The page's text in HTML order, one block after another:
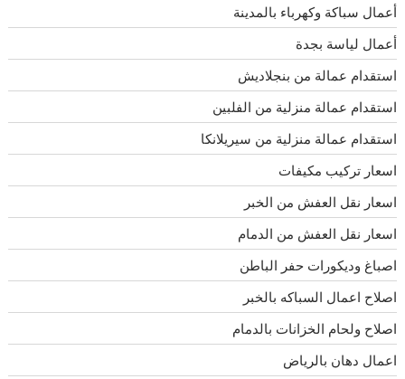
أعمال سباكة وكهرباء بالمدينة
أعمال لياسة بجدة
استقدام عمالة من بنجلاديش
استقدام عمالة منزلية من الفلبين
استقدام عمالة منزلية من سيريلانكا
اسعار تركيب مكيفات
اسعار نقل العفش من الخبر
اسعار نقل العفش من الدمام
اصباغ وديكورات حفر الباطن
اصلاح اعمال السباكه بالخبر
اصلاح ولحام الخزانات بالدمام
اعمال دهان بالرياض